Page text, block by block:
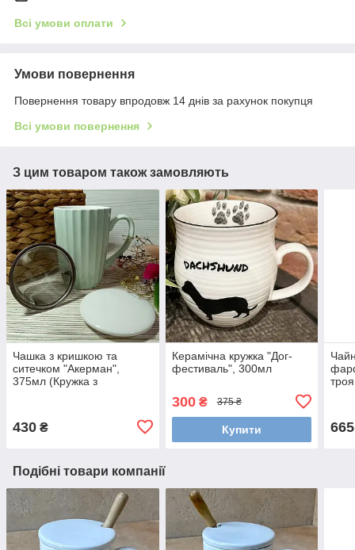
Всі умови оплати
Умови повернення
Повернення товару впродовж 14 днів за рахунок покупця
Всі умови повернення
З цим товаром також замовляють
Чашка з кришкою та
ситечком "Акерман",
375мл (Кружка з
430 ₴
Керамічна кружка "Дог-
фестиваль", 300мл
300₴ 375 ₴
Купити 665
Подібні товари компанії